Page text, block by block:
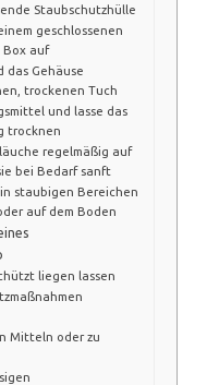
Staubschutzhülle
geschlossenen
Box auf
das Gehäuse
trockenen Tuch
und lasse das
trocknen
regelmäßig auf
bei Bedarf sanft
staubigen Bereichen
auf dem Boden
liegen lassen
Mitteln oder zu